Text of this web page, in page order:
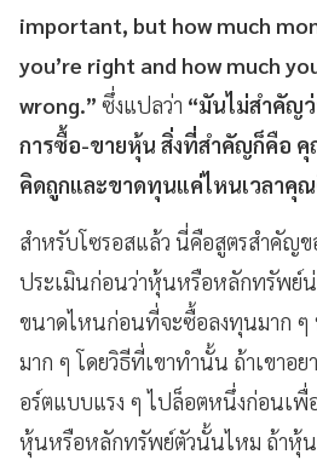
important, but how much
you’re right and how much
wrong.” ซึ่งแปลว่า “มันไม่สำคัญ
การซื้อ-ขายหุ้น สิ่งที่สำคัญก็คือ
คิดถูกและขาดทุนแค่ไหนเวลาคุ
สำหรับโซรอสแล้ว นี่คือสูตรสำคัญข
ประเมินก่อนว่าหุ้นหรือหลักทรัพย์น่
ขนาดไหนก่อนที่จะซื้อลงทุนมาก ๆ
มาก ๆ โดยวิธีที่เขาทำนั้น ถ้าเขาอ
อร์ตแบบแรง ๆ ไปล็อตหนึ่งก่อนเพื่
หุ้นหรือหลักทรัพย์ตัวนั้นไหม ถ้าหุ้